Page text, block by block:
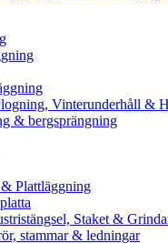
Vinterunderhåll &
& bergsprängning
Plattläggning
Staket &
stammar & ledningar